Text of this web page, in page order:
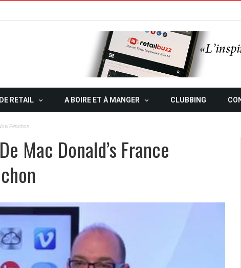
RETAIL A BOIRE ET À MANGER CLUBBING
Pénichon
Mac Donald’s France